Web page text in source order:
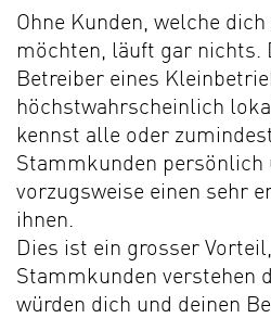
Ohne Kunden, welche
möchten, läuft gar nichts.
Betreiber eines
höchstwahrscheinlich
kennst alle oder
Stammkunden persönlich
vorzugsweise einen sehr
ihnen.
Dies ist ein grosser
Stammkunden verstehen
würden dich und deinen